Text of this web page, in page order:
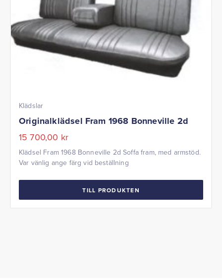
Klädslar
Originalklädsel Fram 1968 Bonneville 2d
15 700,00 kr
Klädsel Fram 1968 Bonneville 2d Soffa fram, med armstöd.
Var vänlig ange färg vid beställning
TILL PRODUKTEN